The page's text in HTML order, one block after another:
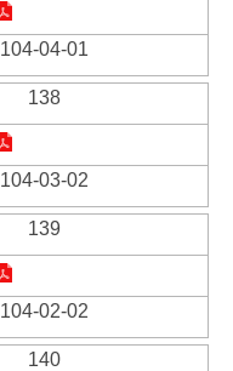
104-04-01
138
104-03-02
139
104-02-02
140